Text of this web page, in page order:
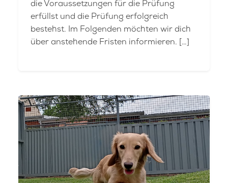
die Voraussetzungen für die Prüfung
erfüllst und die Prüfung erfolgreich
bestehst. Im Folgenden möchten wir dich
über anstehende Fristen informieren. […]